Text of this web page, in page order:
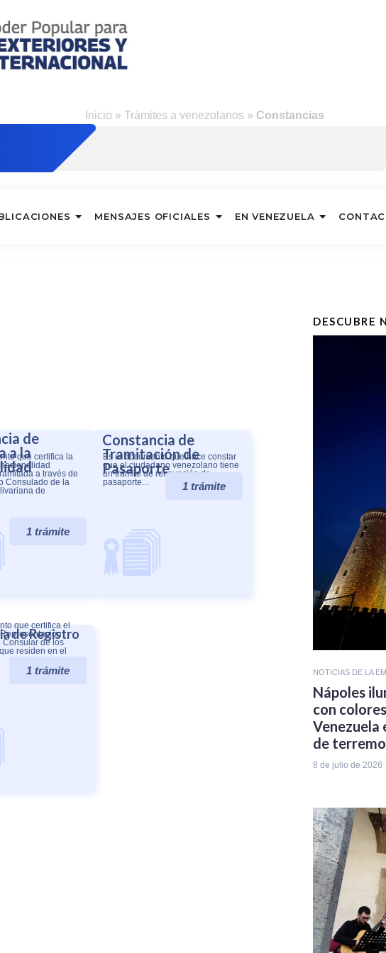
Inicio » Trámites a venezolanos » Constancias
MENSAJES OFICIALES EN VENEZUELA
de
a la
que certifica la
a través de
Consulado de la
de
1 trámite
Constancia de
Tramitación de
Pasaporte
Es el documento que hace constar
que el ciudadano venezolano tiene
un trámite de renovación de
pasaporte...
1 trámite
de Registro
que certifica el
Consular de los
residen en el
1 trámite
DESCUBRE
NOTICIAS DE LA
Nápoles
con
Venezuela
de
8 de julio de 2026